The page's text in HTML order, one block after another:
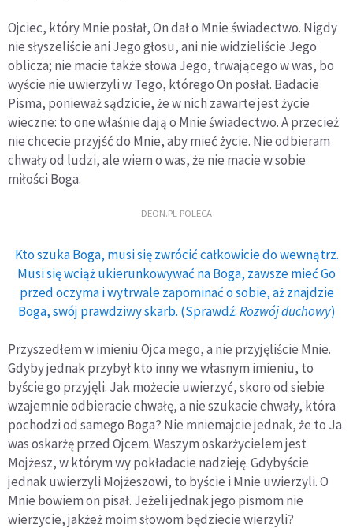
Ojciec, który Mnie posłał, On dał o Mnie świadectwo. Nigdy
nie słyszeliście ani Jego głosu, ani nie widzieliście Jego
oblicza; nie macie także słowa Jego, trwającego w was, bo
wyście nie uwierzyli w Tego, którego On posłał. Badacie
Pisma, ponieważ sądzicie, że w nich zawarte jest życie
wieczne: to one właśnie dają o Mnie świadectwo. A przecież
nie chcecie przyjść do Mnie, aby mieć życie. Nie odbieram
chwały od ludzi, ale wiem o was, że nie macie w sobie
miłości Boga.
DEON.PL POLECA
Kto szuka Boga, musi się zwrócić całkowicie do wewnątrz.
Musi się wciąż ukierunkowywać na Boga, zawsze mieć Go
przed oczyma i wytrwale zapominać o sobie, aż znajdzie
Boga, swój prawdziwy skarb. (Sprawdź:Rozwój duchowy)
Przyszedłem w imieniu Ojca mego, a nie przyjęliście Mnie.
Gdyby jednak przybył kto inny we własnym imieniu, to
byście go przyjęli. Jak możecie uwierzyć, skoro od siebie
wzajemnie odbieracie chwałę, a nie szukacie chwały, która
pochodzi od samego Boga? Nie mniemajcie jednak, że to Ja
was oskarżę przed Ojcem. Waszym oskarżycielem jest
Mojżesz, w którym wy pokładacie nadzieję. Gdybyście
jednak uwierzyli Mojżeszowi, to byście i Mnie uwierzyli. O
Mnie bowiem on pisał. Jeżeli jednak jego pismom nie
wierzycie, jakżeż moim słowom będziecie wierzyli?